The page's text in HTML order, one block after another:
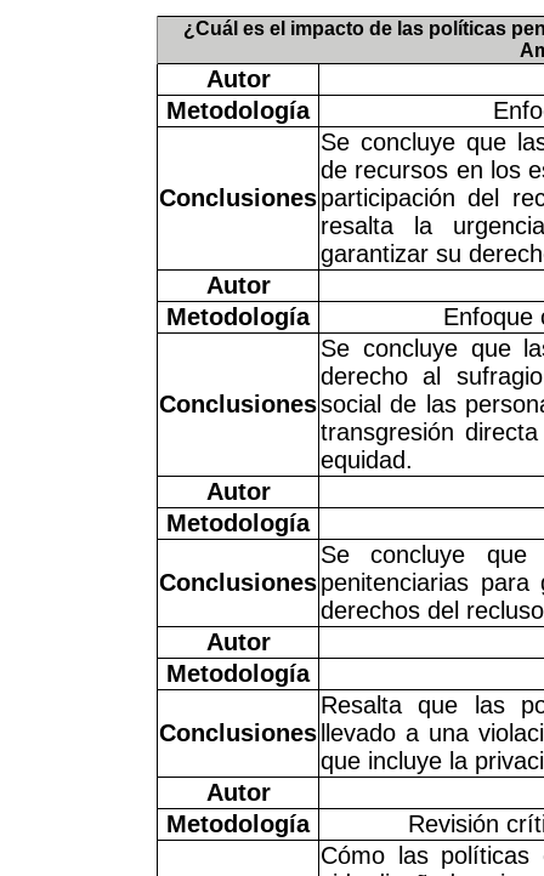
¿Cuál es el impacto de las políticas
Autor
Metodología
Conclusiones
Se concluye que
de recursos en los
participación del
resalta la
garantizar su
Autor
Metodología
Enfoque
Conclusiones
Se concluye que
derecho al
social de las
transgresión
equidad.
Autor
Metodología
Conclusiones
Se concluye que
penitenciarias
derechos del
Autor
Metodología
Conclusiones
Resalta que las
llevado a una
que incluye la
Autor
Metodología
Revisión
Cómo las políticas